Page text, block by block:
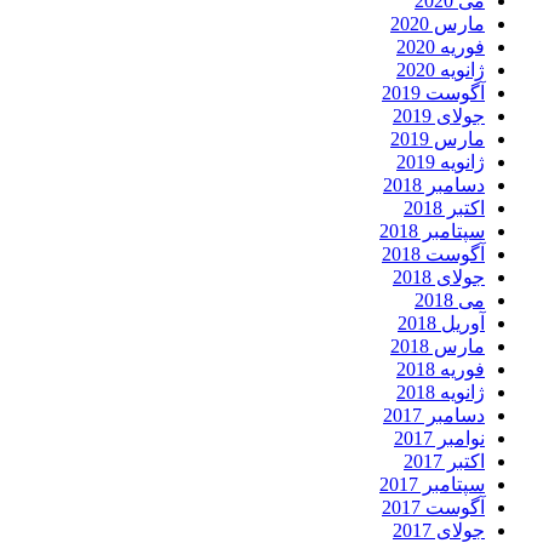
مارس 2020
فوریه 2020
ژانویه 2020
آگوست 2019
جولای 2019
مارس 2019
ژانویه 2019
دسامبر 2018
اکتبر 2018
سپتامبر 2018
آگوست 2018
جولای 2018
می 2018
آوریل 2018
مارس 2018
فوریه 2018
ژانویه 2018
دسامبر 2017
نوامبر 2017
اکتبر 2017
سپتامبر 2017
آگوست 2017
جولای 2017